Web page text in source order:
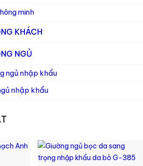
minh
KHÁCH
NGỦ
ngủ nhập khẩu
nhập khẩu